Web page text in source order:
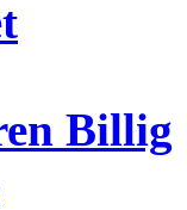
Billig